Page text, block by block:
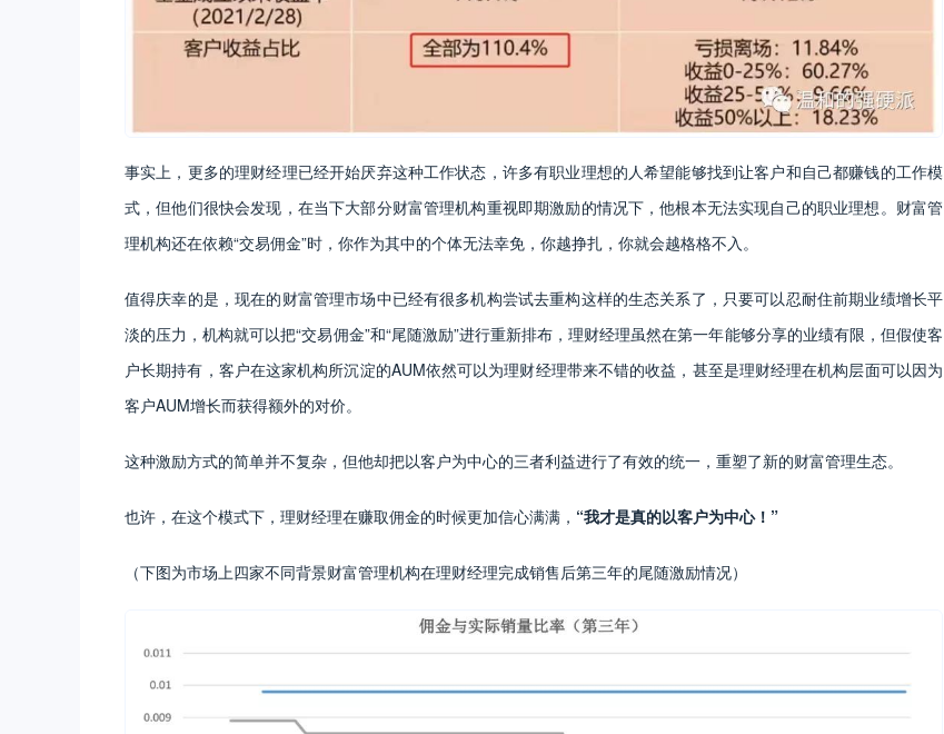
事实上，更多的理财经理已经开始厌弃这种工作状态，许多有职业理想的人希望能够找到让客户和自己都赚钱的工作模
式，但他们很快会发现，在当下大部分财富管理机构重视即期激励的情况下，他根本无法实现自己的职业理想。财富管
理机构还在依赖“交易佣金”时，你作为其中的个体无法幸免，你越挣扎，你就会越格格不入。
值得庆幸的是，现在的财富管理市场中已经有很多机构尝试去重构这样的生态关系了，只要可以忍耐住前期业绩增长平
淡的压力，机构就可以把“交易佣金”和“尾随激励”进行重新排布，理财经理虽然在第一年能够分享的业绩有限，但假使客
户长期持有，客户在这家机构所沉淀的AUM依然可以为理财经理带来不错的收益，甚至是理财经理在机构层面可以因为
客户AUM增长而获得额外的对价。
这种激励方式的简单并不复杂，但他却把以客户为中心的三者利益进行了有效的统一，重塑了新的财富管理生态。
也许，在这个模式下，理财经理在赚取佣金的时候更加信心满满， “我才是真的以客户为中心！”
（下图为市场上四家不同背景财富管理机构在理财经理完成销售后第三年的尾随激励情况）